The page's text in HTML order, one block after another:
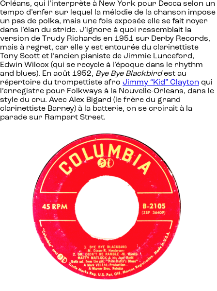
Orléans, qui l’interprète à New York pour Decca selon un
tempo d’enfer sur lequel la mélodie de la chanson impose
un pas de polka, mais une fois exposée elle se fait noyer
dans l’élan du stride. J’ignore à quoi ressemblait la
version de Trudy Richards en 1951 sur Derby Records,
mais à regret, car elle y est entourée du clarinettiste
Tony Scott et l’ancien pianiste de Jimmie Lunceford,
Edwin Wilcox (qui se recycle à l’époque dans le rhythm
and blues). En août 1952, Bye Bye Blackbirdest au
répertoire du trompettiste afro Jimmy “Kid” Clayton qui
l’enregistre pour Folkways à la Nouvelle-Orleans, dans le
style du cru. Avec Alex Bigard (le frère du grand
clarinettiste Barney) à la batterie, on se croirait à la
parade sur Rampart Street.